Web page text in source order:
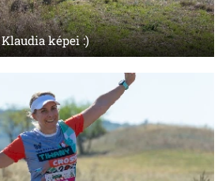
Klaudia képei :)